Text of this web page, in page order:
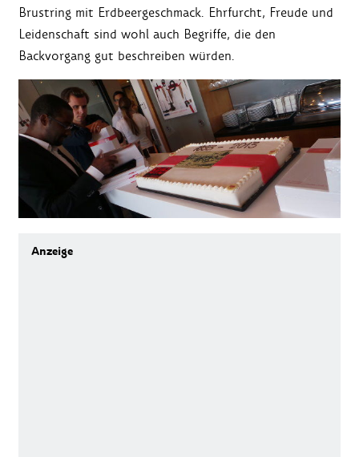
Brustring mit Erdbeergeschmack. Ehrfurcht, Freude und
Leidenschaft sind wohl auch Begriffe, die den
Backvorgang gut beschreiben würden.